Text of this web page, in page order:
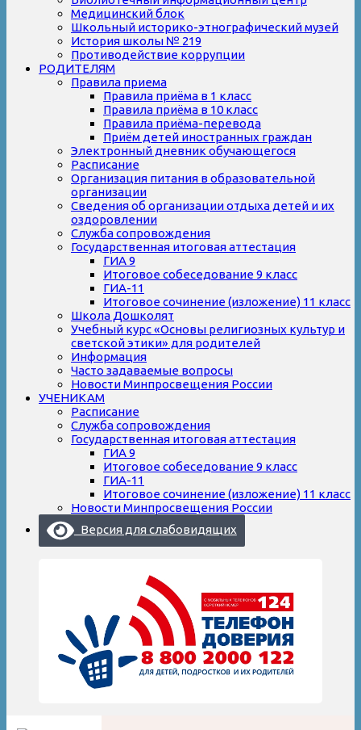
Медицинский блок
Школьный историко-этнографический музей
История школы № 219
Противодействие коррупции
РОДИТЕЛЯМ
Правила приема
Правила приёма в 1 класс
Правила приёма в 10 класс
Правила приёма-перевода
Приём детей иностранных граждан
Электронный дневник обучающегося
Расписание
Организация питания в образовательной
организации
Сведения об организации отдыха детей и их
оздоровлении
Служба сопровождения
Государственная итоговая аттестация
ГИА 9
Итоговое собеседование 9 класс
ГИА-11
Итоговое сочинение (изложение) 11 класс
Школа Дошколят
Учебный курс «Основы религиозных культур и
светской этики» для родителей
Информация
Часто задаваемые вопросы
Новости Минпросвещения России
УЧЕНИКАМ
Расписание
Служба сопровождения
Государственная итоговая аттестация
ГИА 9
Итоговое собеседование 9 класс
ГИА-11
Итоговое сочинение (изложение) 11 класс
Новости Минпросвещения России
Версия для слабовидящих